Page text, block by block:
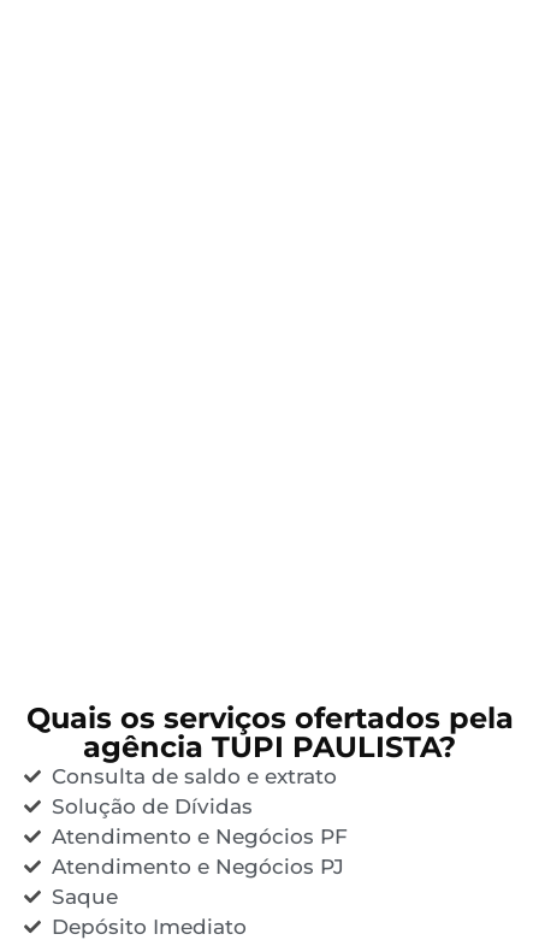
Quais os serviços ofertados pela
agência TUPI PAULISTA?
Consulta de saldo e extrato
Solução de Dívidas
Atendimento e Negócios PF
Atendimento e Negócios PJ
Saque
Depósito Imediato